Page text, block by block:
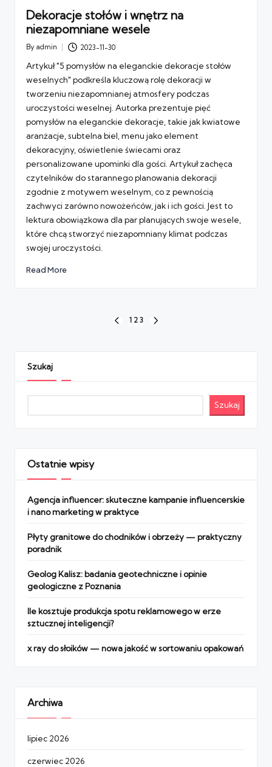
Dekoracje stołów i wnętrz na
niezapomniane wesele
Posted
By admin 2023-11-30
Artykuł "5 pomysłów na eleganckie dekoracje stołów
weselnych" podkreśla kluczową rolę dekoracji w
tworzeniu niezapomnianej atmosfery podczas
uroczystości weselnej. Autorka prezentuje pięć
pomysłów na eleganckie dekoracje, takie jak kwiatowe
aranżacje, subtelna biel, menu jako element
dekoracyjny, oświetlenie świecami oraz
personalizowane upominki dla gości. Artykuł zachęca
czytelników do starannego planowania dekoracji
zgodnie z motywem weselnym, co z pewnością
zachwyci zarówno nowożeńców, jak i ich gości. Jest to
lektura obowiązkowa dla par planujących swoje wesele,
które chcą stworzyć niezapomniany klimat podczas
swojej uroczystości.
Read More
StronicowaniePREVIOUS
1 2 3
Szukaj
Szukaj
Ostatnie wpisy
Agencja influencer: skuteczne kampanie influencerskie
i nano marketing w praktyce
Płyty granitowe do chodników i obrzeży — praktyczny
poradnik
Geolog Kalisz: badania geotechniczne i opinie
geologiczne z Poznania
Ile kosztuje produkcja spotu reklamowego w erze
sztucznej inteligencji?
x ray do słoików — nowa jakość w sortowaniu opakowań
Archiwa
lipiec 2026
czerwiec 2026